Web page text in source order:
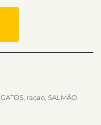
GATOS racao SALMÃO